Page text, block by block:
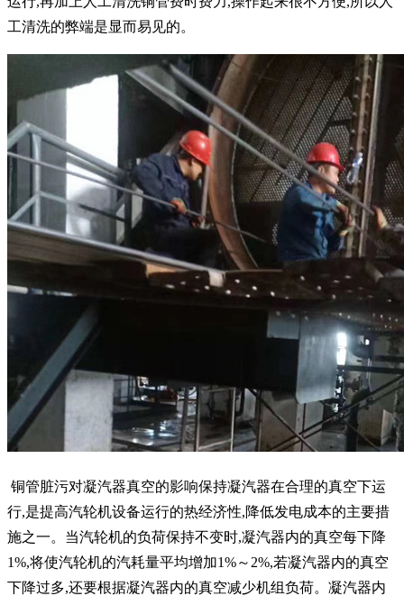
工清洗的弊端是显而易见的。
铜管脏污对凝汽器真空的影响保持凝汽器在合理的真空下运
行,是提高汽轮机设备运行的热经济性,降低发电成本的主要措
施之一。当汽轮机的负荷保持不变时,凝汽器内的真空每下降
1%,将使汽轮机的汽耗量平均增加1%～2%,若凝汽器内的真空
下降过多,还要根据凝汽器内的真空减少机组负荷。凝汽器内